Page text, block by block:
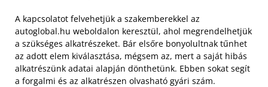
A kapcsolatot felvehetjük a szakemberekkel az
autoglobal.hu weboldalon keresztül, ahol megrendelhetjük
a szükséges alkatrészeket. Bár elsőre bonyolultnak tűnhet
az adott elem kiválasztása, mégsem az, mert a saját hibás
alkatrészünk adatai alapján dönthetünk. Ebben sokat segít
a forgalmi és az alkatrészen olvasható gyári szám.